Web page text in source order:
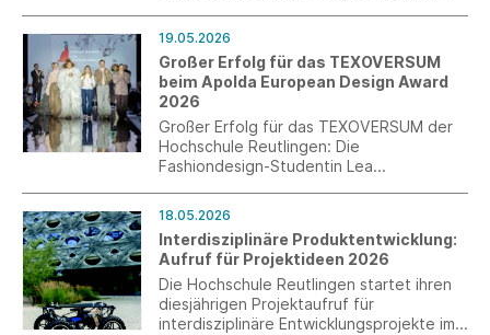
Chancen der Circular Economy für die
deutsche Industrie“ vorgestellt.
19.05.2026
Großer Erfolg für das TEXOVERSUM
beim Apolda European Design Award
2026
Großer Erfolg für das TEXOVERSUM der
Hochschule Reutlingen: Die
Fashiondesign-Studentin Lea
Design, wurde beim Apolda European
Design Award 2026 mit dem 3. Platz
ausgezeichnet.
18.05.2026
Interdisziplinäre Produktentwicklung:
Aufruf für Projektideen 2026
Die Hochschule Reutlingen startet ihren
diesjährigen Projektaufruf für
interdisziplinäre Entwicklungsprojekte im